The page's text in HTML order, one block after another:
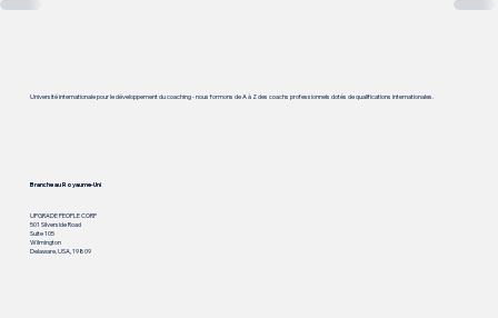
Université internationale pour le développement du coaching - nous formons de A à Z des coachs professionnels dotés de qualifications internationales.
Branche au Royaume-Uni
UPGRADE PEOPLE CORP
501 Silverside Road
Suite 105
Wilmington
Delaware, USA, 19809